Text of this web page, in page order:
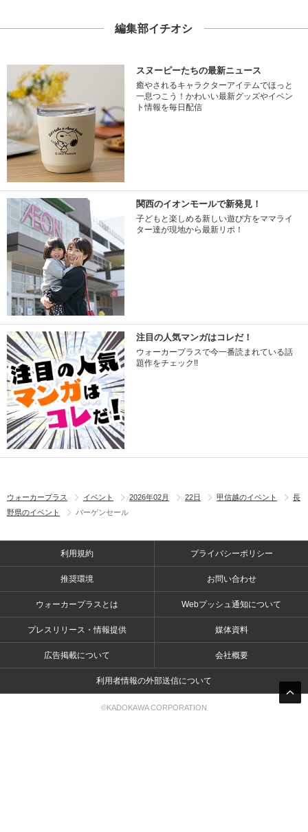
編集部イチオシ
スヌーピーたちの最新ニュース
癒やされるキャラクターアイテムでほっと
一息つこう！かわいい最新グッズやイベン
ト情報を毎日配信
関西のイオンモールで新発見！
子どもと楽しめる新しい遊び方をママライ
ター達が現地から最新リポ！
注目の人気マンガはコレだ！
ウォーカープラスで今一番読まれている話
題作をチェック!!
ウォーカープラス イベント 2026年02月 22日 甲信越のイベント
長
野県のイベント
バーゲンセール
利用規約 プライバシーポリシー
推奨環境 お問い合わせ
ウォーカープラスとは Webプッシュ通知について
プレスリリース・情報提供 媒体資料
広告掲載について 会社概要
利用者情報の外部送信について
©KADOKAWA CORPORATION